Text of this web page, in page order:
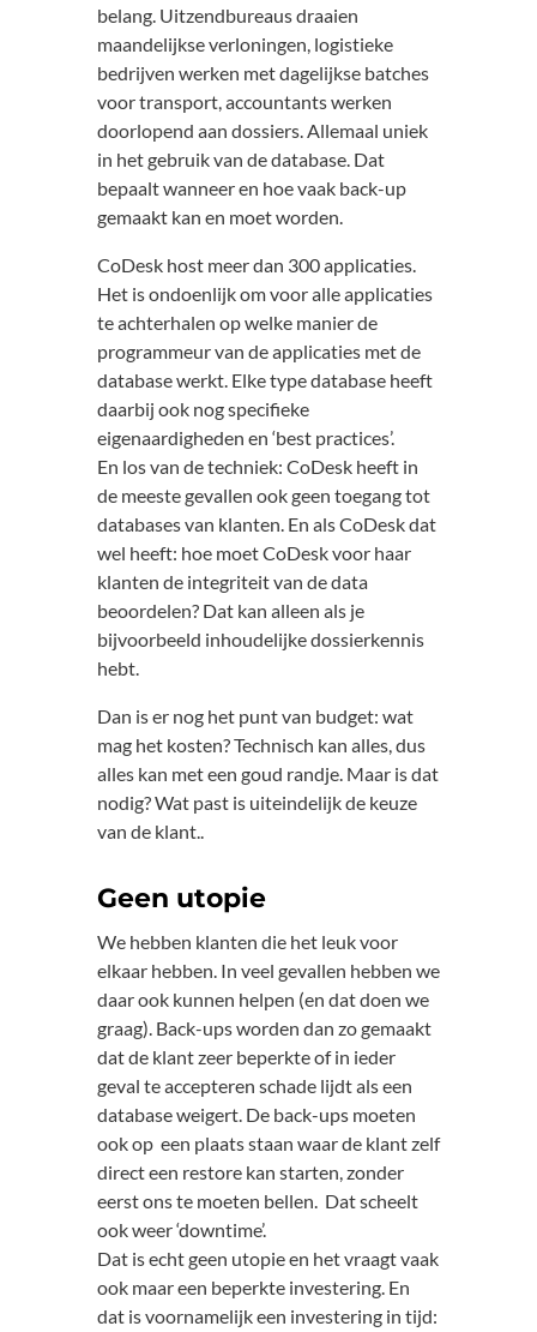
belang. Uitzendbureaus draaien
maandelijkse verloningen, logistieke
bedrijven werken met dagelijkse batches
voor transport, accountants werken
doorlopend aan dossiers. Allemaal uniek
in het gebruik van de database. Dat
bepaalt wanneer en hoe vaak back-up
gemaakt kan en moet worden.
CoDesk host meer dan 300 applicaties.
Het is ondoenlijk om voor alle applicaties
te achterhalen op welke manier de
programmeur van de applicaties met de
database werkt. Elke type database heeft
daarbij ook nog specifieke
eigenaardigheden en ‘best practices’.
En los van de techniek: CoDesk heeft in
de meeste gevallen ook geen toegang tot
databases van klanten. En als CoDesk dat
wel heeft: hoe moet CoDesk voor haar
klanten de integriteit van de data
beoordelen? Dat kan alleen als je
bijvoorbeeld inhoudelijke dossierkennis
hebt.
Dan is er nog het punt van budget: wat
mag het kosten? Technisch kan alles, dus
alles kan met een goud randje. Maar is dat
nodig? Wat past is uiteindelijk de keuze
van de klant..
Geen utopie
We hebben klanten die het leuk voor
elkaar hebben. In veel gevallen hebben we
daar ook kunnen helpen (en dat doen we
graag). Back-ups worden dan zo gemaakt
dat de klant zeer beperkte of in ieder
geval te accepteren schade lijdt als een
database weigert. De back-ups moeten
ook op een plaats staan waar de klant zelf
direct een restore kan starten, zonder
eerst ons te moeten bellen. Dat scheelt
ook weer ‘downtime’.
Dat is echt geen utopie en het vraagt vaak
ook maar een beperkte investering. En
dat is voornamelijk een investering in tijd: